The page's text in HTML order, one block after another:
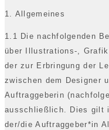
1. Allgemeines
1.1 Die nachfolgenden
über Illustrations-,
der zur Erbringung der
zwischen dem Designer
Auftraggeberin
ausschließlich. Dies gilt
der/die Auftraggeber*in